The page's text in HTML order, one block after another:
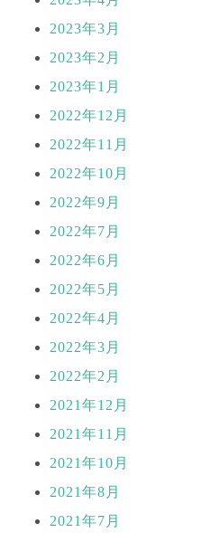
2023年3月
2023年2月
2023年1月
2022年12月
2022年11月
2022年10月
2022年9月
2022年7月
2022年6月
2022年5月
2022年4月
2022年3月
2022年2月
2021年12月
2021年11月
2021年10月
2021年8月
2021年7月